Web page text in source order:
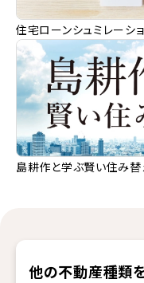
住宅ローンシュミレーシ
島耕作と学ぶ賢い住み替
他の不動産種類